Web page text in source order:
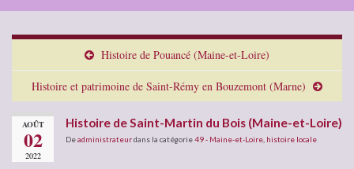
Histoire de Pouancé (Maine-et-Loire)
Histoire et patrimoine de Saint-Rémy en Bouzemont (Marne)
AOÛT
02
2022
Histoire de Saint-Martin du Bois (Maine-et-Loire)
Deadministrateurdans la catégorie49 - Maine-et-Loire histoire locale